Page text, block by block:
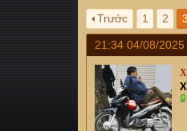
h
r
e
a
d
s
t
a
Trước
1 2 3
21:34 04/08/2025